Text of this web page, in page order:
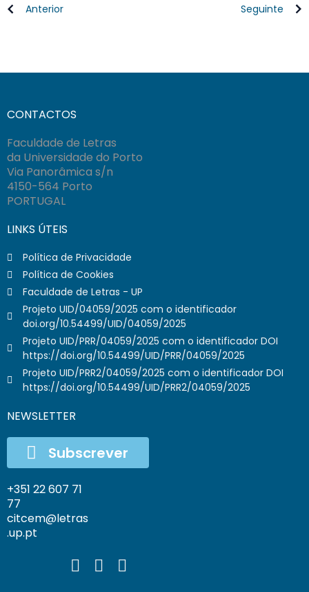
Anterior Seguinte
CONTACTOS
Faculdade de Letras
da Universidade do Porto
Via Panorâmica s/n
4150-564 Porto
PORTUGAL
LINKS ÚTEIS
Política de Privacidade
Política de Cookies
Faculdade de Letras - UP
Projeto UID/04059/2025 com o identificador
doi.org/10.54499/UID/04059/2025
Projeto UID/PRR/04059/2025 com o identificador DOI
https://doi.org/10.54499/UID/PRR/04059/2025
Projeto UID/PRR2/04059/2025 com o identificador DOI
https://doi.org/10.54499/UID/PRR2/04059/2025
NEWSLETTER
Subscrever
+351 22 607 71
77
citcem@letras
.up.pt